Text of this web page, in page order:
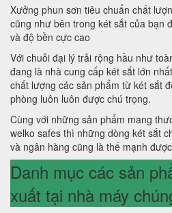
Xưởng phun sơn tiêu chuẩn chất
cũng như bên trong két sắt của bạn
và độ bền cực cao
Với chuỗi đại lý trải rộng hầu như
đang là nhà cung cấp két sắt lớn
chất lượng các sản phẩm từ két sắt
phòng luôn luôn được chú trọng.
Cùng với những sản phẩm mang
welko safes thì những dòng két sắt
và ngân hàng cũng là thế mạnh
Danh mục các sản
xuất tại nhà máy